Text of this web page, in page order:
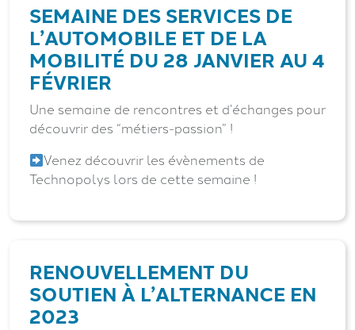
SEMAINE DES SERVICES DE
L’AUTOMOBILE ET DE LA
MOBILITÉ DU 28 JANVIER AU 4
FÉVRIER
Une semaine de rencontres et d’échanges pour
découvrir des “métiers-passion” !
Venez découvrir les évènements de
Technopolys lors de cette semaine !
RENOUVELLEMENT DU
SOUTIEN À L’ALTERNANCE EN
2023